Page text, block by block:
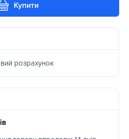
Купити
розрахунок